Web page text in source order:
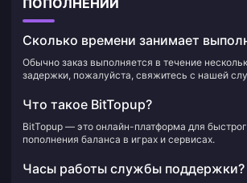
Сколько времени занимает
Обычно заказ выполняется в течение
задержки, пожалуйста, свяжитесь с нашей
Что такое BitTopup?
BitTopup — это онлайн-платформа для
пополнения баланса в играх и сервисах.
Часы работы службы поддержки?